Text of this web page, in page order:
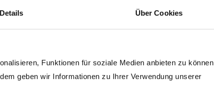
Details Über Cookies
Funktionen für soziale Medien anbieten zu können
geben wir Informationen zu Ihrer Verwendung unserer